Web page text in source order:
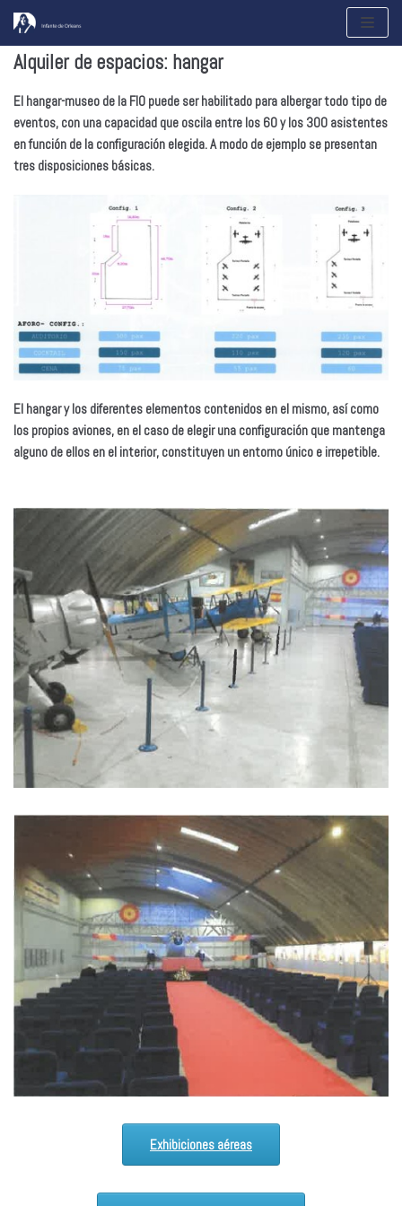
Saltar
contenido
Alquiler de espacios: hangar
El hangar-museo de la FIO puede ser habilitado para albergar todo tipo de
eventos, con una capacidad que oscila entre los 60 y los 300 asistentes
en función de la configuración elegida. A modo de ejemplo se presentan
tres disposiciones básicas.
El hangar y los diferentes elementos contenidos en el mismo, así como
los propios aviones, en el caso de elegir una configuración que mantenga
alguno de ellos en el interior, constituyen un entorno único e irrepetible.
Exhibiciones aéreas